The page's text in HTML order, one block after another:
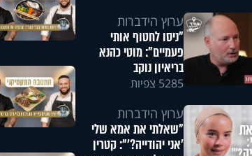
ערוץ הידברות
"ניסו לחטוף אותי
פעמיים": מוטי כהנא
בריאיון נוקב
5285 צפיות
ערוץ הידברות
"שאלתי את אמא שלי
'אני יהודייה?'": קטרין